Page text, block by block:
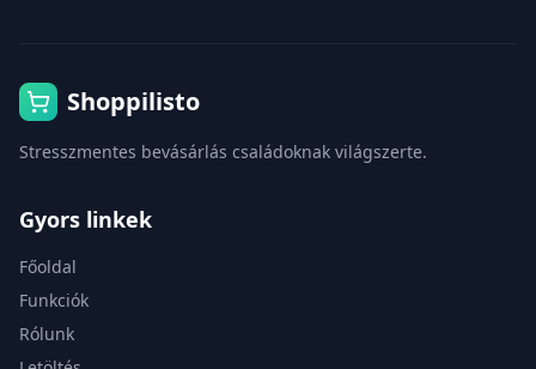
Shoppilisto
Stresszmentes bevásárlás családoknak világszerte.
Gyors linkek
Főoldal
Funkciók
Rólunk